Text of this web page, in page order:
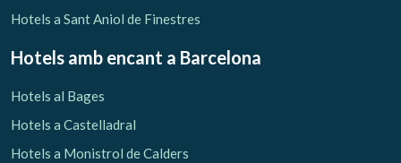
Hotels a Sant Aniol de Finestres
Hotels amb encant a Barcelona
Hotels al Bages
Hotels a Castelladral
Hotels a Monistrol de Calders